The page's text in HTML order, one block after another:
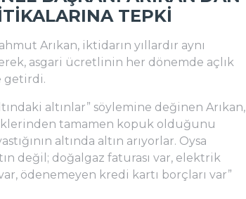
TEPKI
Arıkan, iktidarın yıllardır aynı
asgari ücretlinin her dönemde açlık
getirdi.
altınlar” söylemine değinen Arıkan,
tamamen kopuk olduğunu
altında altın arıyorlar. Oysa
değil; doğalgaz faturası var, elektrik
ödenemeyen kredi kartı borçları var”